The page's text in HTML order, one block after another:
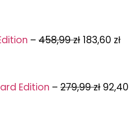
– 458,99 zł 183,60 zł
Edition – 279,99 zł 92,40